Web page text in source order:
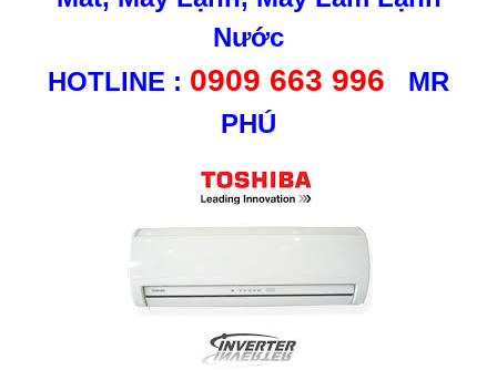
Nước
HOTLINE : 0909 663 996
MR
PHÚ